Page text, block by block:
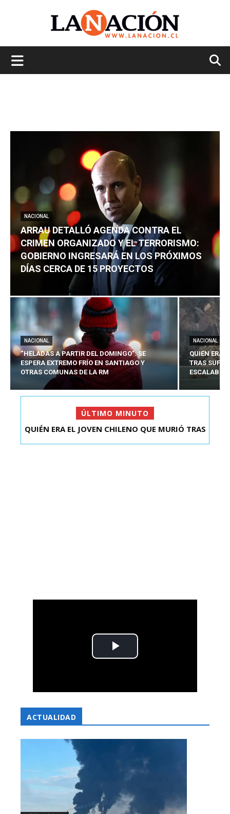
NACIONAL
ARRAU DETALLÓ AGENDA CONTRA EL
CRIMEN ORGANIZADO Y EL TERRORISMO:
GOBIERNO INGRESARÁ EN LOS PRÓXIMOS
DÍAS CERCA DE 15 PROYECTOS
NACIONAL
“HELADAS A PARTIR DEL DOMINGO”: SE
ESPERA EXTREMO FRÍO EN SANTIAGO Y
OTRAS COMUNAS DE LA RM
NACIONAL
QUIÉN ERA
TRAS
ESCALABA
ÚLTIMO MINUTO
ARRAU DETALLÓ AGENDA CONTRA EL CRIMEN
ACTUALIDAD